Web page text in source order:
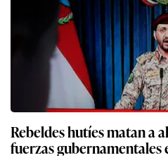
Rebeldes hutíes matan a
fuerzas gubernamentales